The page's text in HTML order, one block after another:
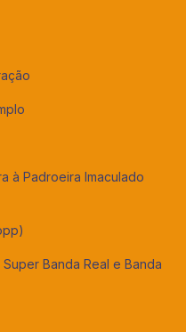
à Padroeira Imaculado
Banda Real e Banda